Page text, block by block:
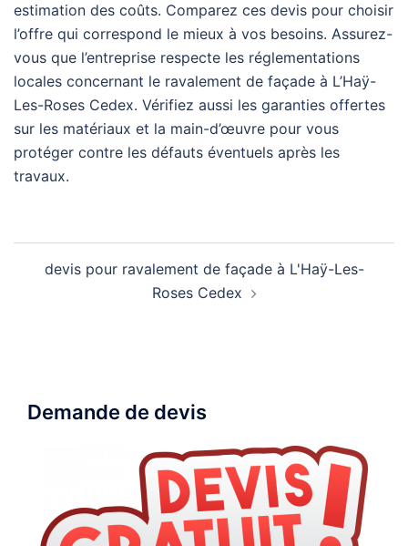
estimation des coûts. Comparez ces devis pour choisir
l’offre qui correspond le mieux à vos besoins. Assurez-
vous que l’entreprise respecte les réglementations
locales concernant le ravalement de façade à L’Haÿ-
Les-Roses Cedex. Vérifiez aussi les garanties offertes
sur les matériaux et la main-d’œuvre pour vous
protéger contre les défauts éventuels après les
travaux.
d’article
devis pour ravalement de façade à L'Haÿ-Les-
Roses Cedex
Demande de devis